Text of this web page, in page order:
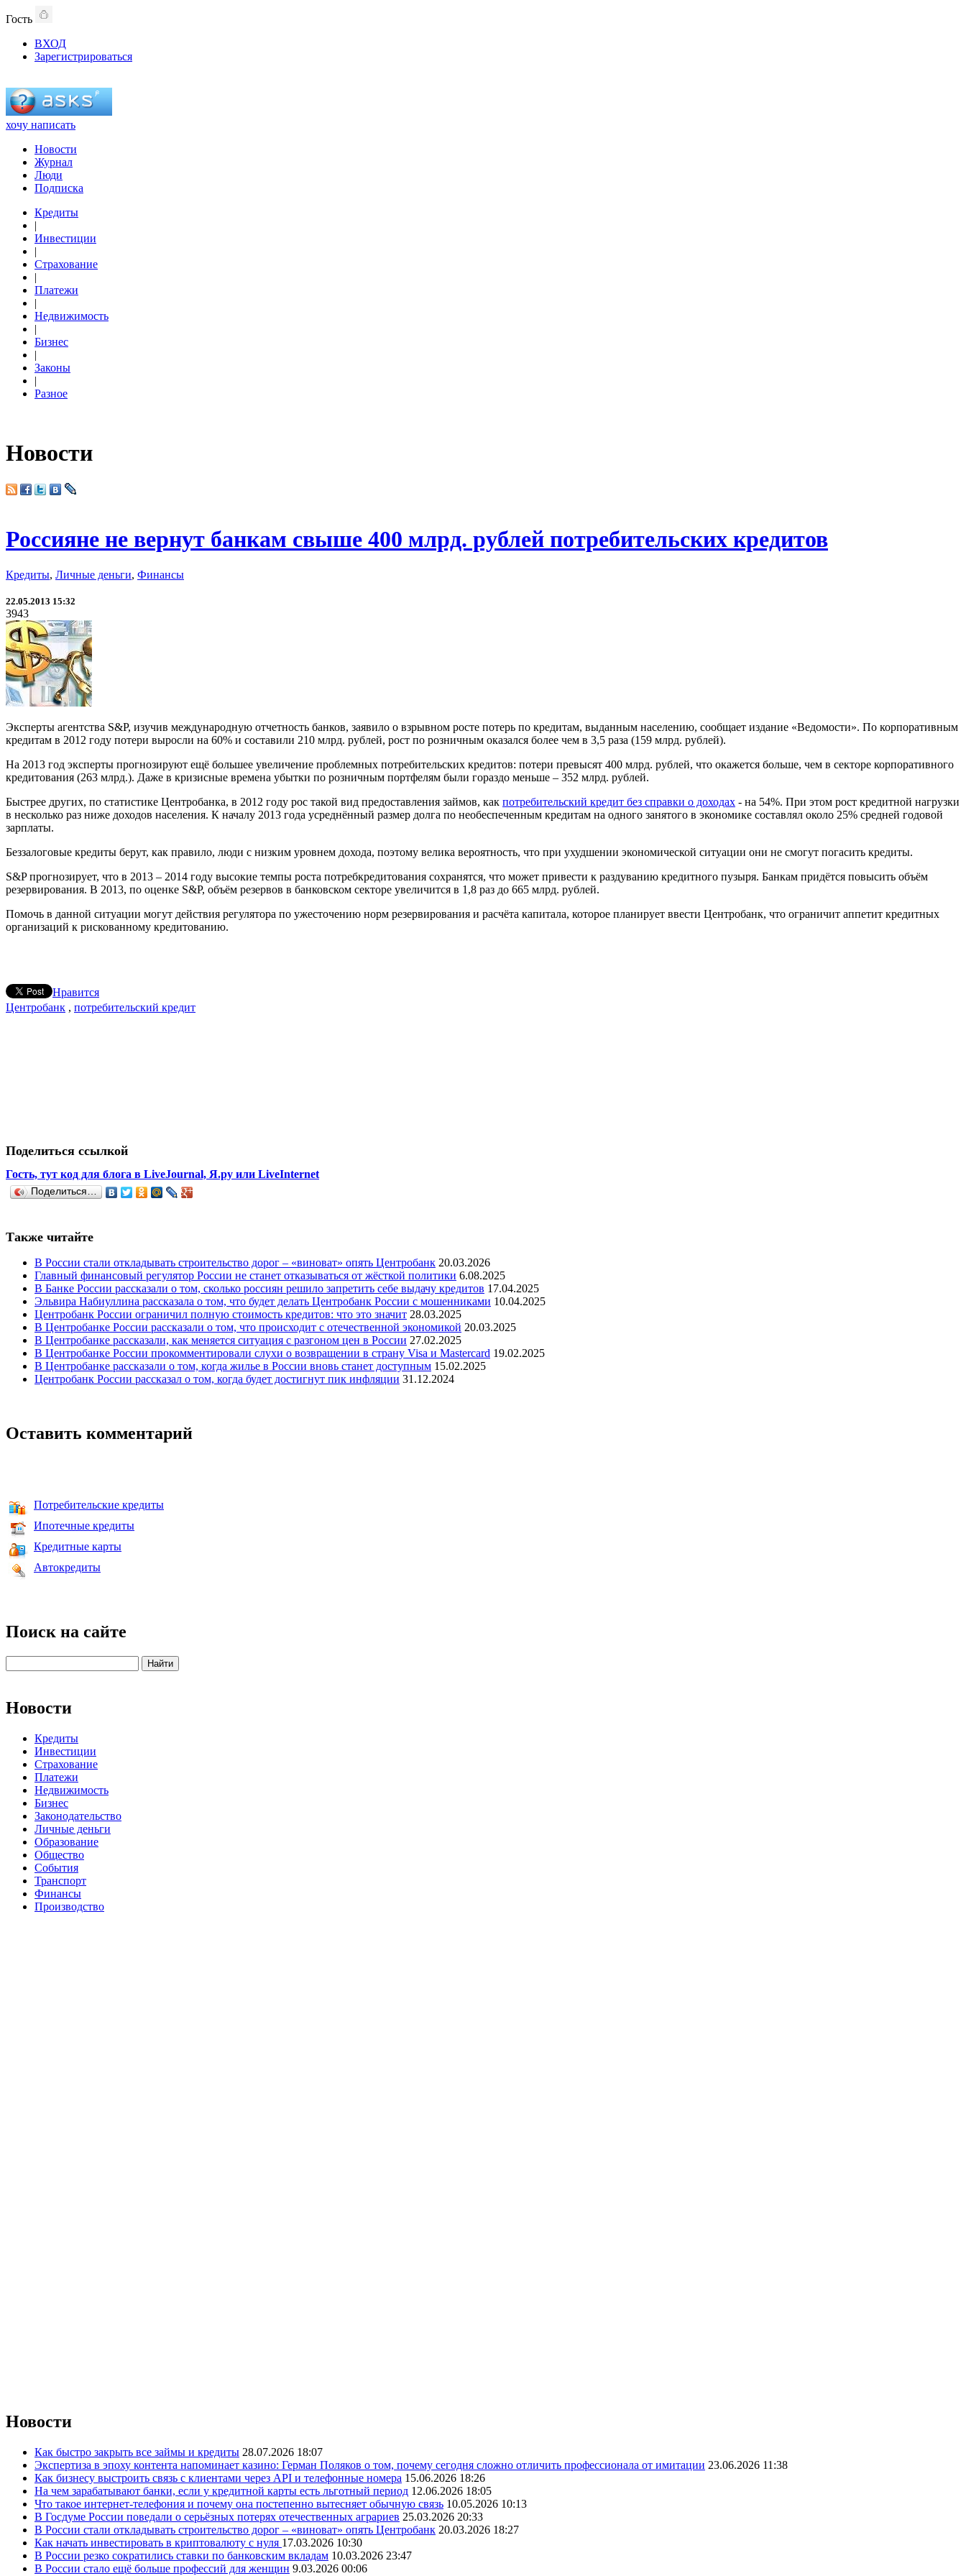
Гость
ВХОД
Зарегистрироваться
хочу написать
Новости
Журнал
Люди
Подписка
Кредиты
|
Инвестиции
|
Страхование
|
Платежи
|
Недвижимость
|
Бизнес
|
Законы
|
Разное
Новости
Россияне не вернут банкам свыше 400 млрд. рублей потребительских кредитов
Кредиты, Личные деньги, Финансы
22.05.2013 15:32
3943
Эксперты агентства S&P, изучив международную отчетность банков, заявило о взрывном росте потерь по кредитам, выданным населению, сообщает издание «Ведомости». По корпоративным
кредитам в 2012 году потери выросли на 60% и составили 210 млрд. рублей, рост по розничным оказался более чем в 3,5 раза (159 млрд. рублей).
На 2013 год эксперты прогнозируют ещё большее увеличение проблемных потребительских кредитов: потери превысят 400 млрд. рублей, что окажется больше, чем в секторе корпоративного
кредитования (263 млрд.). Даже в кризисные времена убытки по розничным портфелям были гораздо меньше – 352 млрд. рублей.
Быстрее других, по статистике Центробанка, в 2012 году рос такой вид предоставления займов, как потребительский кредит без справки о доходах - на 54%. При этом рост кредитной нагрузки
в несколько раз ниже доходов населения. К началу 2013 года усреднённый размер долга по необеспеченным кредитам на одного занятого в экономике составлял около 25% средней годовой
зарплаты.
Беззалоговые кредиты берут, как правило, люди с низким уровнем дохода, поэтому велика вероятность, что при ухудшении экономической ситуации они не смогут погасить кредиты.
S&P прогнозирует, что в 2013 – 2014 году высокие темпы роста потребкредитования сохранятся, что может привести к раздуванию кредитного пузыря. Банкам придётся повысить объём
резервирования. В 2013, по оценке S&P, объём резервов в банковском секторе увеличится в 1,8 раз до 665 млрд. рублей.
Помочь в данной ситуации могут действия регулятора по ужесточению норм резервирования и расчёта капитала, которое планирует ввести Центробанк, что ограничит аппетит кредитных
организаций к рискованному кредитованию.
Нравится
Центробанк , потребительский кредит
Поделиться ссылкой
Гость, тут код для блога в LiveJournal, Я.ру или LiveInternet
Поделиться…
Также читайте
В России стали откладывать строительство дорог – «виноват» опять Центробанк 20.03.2026
Главный финансовый регулятор России не станет отказываться от жёсткой политики 6.08.2025
В Банке России рассказали о том, сколько россиян решило запретить себе выдачу кредитов 17.04.2025
Эльвира Набиуллина рассказала о том, что будет делать Центробанк России с мошенниками 10.04.2025
Центробанк России ограничил полную стоимость кредитов: что это значит 28.03.2025
В Центробанке России рассказали о том, что происходит с отечественной экономикой 20.03.2025
В Центробанке рассказали, как меняется ситуация с разгоном цен в России 27.02.2025
В Центробанке России прокомментировали слухи о возвращении в страну Visa и Mastercard 19.02.2025
В Центробанке рассказали о том, когда жилье в России вновь станет доступным 15.02.2025
Центробанк России рассказал о том, когда будет достигнут пик инфляции 31.12.2024
Оставить комментарий
Потребительские кредиты
Ипотечные кредиты
Кредитные карты
Автокредиты
Поиск на сайте
Новости
Кредиты
Инвестиции
Страхование
Платежи
Недвижимость
Бизнес
Законодательство
Личные деньги
Образование
Общество
События
Транспорт
Финансы
Производство
Новости
Как быстро закрыть все займы и кредиты 28.07.2026 18:07
Экспертиза в эпоху контента напоминает казино: Герман Поляков о том, почему сегодня сложно отличить профессионала от имитации 23.06.2026 11:38
Как бизнесу выстроить связь с клиентами через API и телефонные номера 15.06.2026 18:26
На чем зарабатывают банки, если у кредитной карты есть льготный период 12.06.2026 18:05
Что такое интернет-телефония и почему она постепенно вытесняет обычную связь 10.05.2026 10:13
В Госдуме России поведали о серьёзных потерях отечественных аграриев 25.03.2026 20:33
В России стали откладывать строительство дорог – «виноват» опять Центробанк 20.03.2026 18:27
Как начать инвестировать в криптовалюту с нуля 17.03.2026 10:30
В России резко сократились ставки по банковским вкладам 10.03.2026 23:47
В России стало ещё больше профессий для женщин 9.03.2026 00:06